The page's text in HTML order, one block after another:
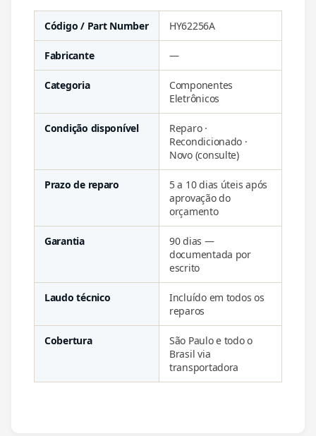
Código / Part Number HY62256A
Fabricante —
Categoria
Componentes
Eletrônicos
Condição disponível
Reparo ·
Recondicionado ·
Novo (consulte)
Prazo de reparo
5 a 10 dias úteis após
aprovação do
orçamento
Garantia
90 dias —
documentada por
escrito
Laudo técnico
Incluído em todos os
reparos
Cobertura
São Paulo e todo o
Brasil via
transportadora